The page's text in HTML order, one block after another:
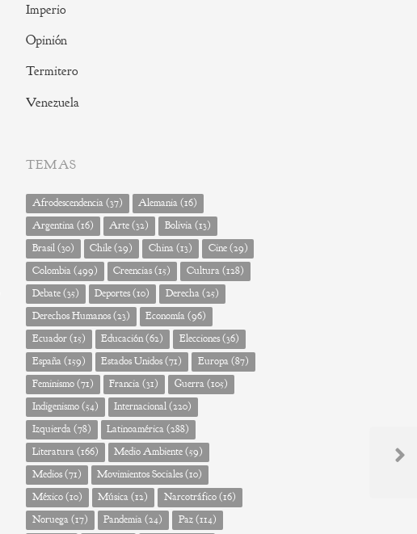
Imperio
Opinión
Termitero
Venezuela
TEMAS
Afrodescendencia(37) Alemania(16)
Argentina(16) Arte(32) Bolivia(13)
Brasil(30) Chile(29) China(13) Cine(29)
Colombia(499) Creencias(15) Cultura(128)
Debate(35) Deportes(10) Derecha(25)
Derechos Humanos(23) Economía(96)
Ecuador(15) Educación(62) Elecciones(36)
España(159) Estados Unidos(71) Europa(87)
Feminismo(71) Francia(31) Guerra(105)
Indigenismo(54) Internacional(220)
Izquierda(78) Latinoamérica(288)
Literatura(166) Medio Ambiente(59)
Medios(71) Movimientos Sociales(10)
México(10) Música(12) Narcotráfico(16)
Noruega(17) Pandemia(24) Paz(114)